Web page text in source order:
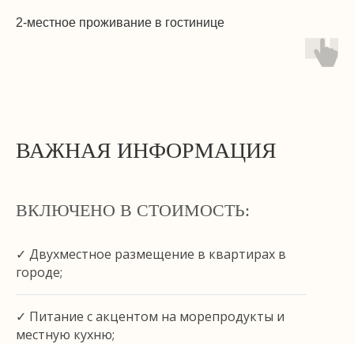
2-местное проживание в гостинице
ВАЖНАЯ ИНФОРМАЦИЯ
ВКЛЮЧЕНО В СТОИМОСТЬ:
✓ Двухместное размещение в квартирах в
городе;
✓ Питание с акцентом на морепродукты и
местную кухню;